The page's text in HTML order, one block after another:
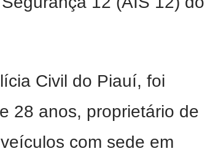
Civil do Piauí, foi
28 anos, proprietário de
com sede em